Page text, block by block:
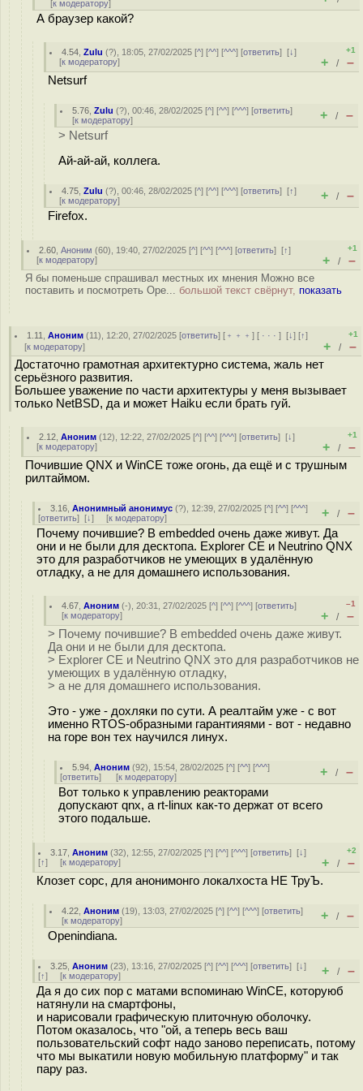
[к модератору]
А браузер какой?
4.54 ,Zulu (?), 18:05, 27/02/2025 [^] [^^] [^^^] [ответить][↓]
[к модератору]
+1
+ / –
Netsurf
5.76 ,Zulu (?), 00:46, 28/02/2025 [^] [^^] [^^^] [ответить]
[к модератору] + / –
> Netsurf
Ай-ай-ай, коллега.
4.75 ,Zulu (?), 00:46, 28/02/2025 [^] [^^] [^^^] [ответить][↑]
[к модератору] + / –
Firefox.
2.60 ,Аноним (60), 19:40, 27/02/2025 [^] [^^] [^^^] [ответить][↑]
[к модератору]
+1
+ / –
Я бы поменьше спрашивал местных их мнения Можно все
поставить и посмотреть Ope... большой текст свёрнут, показать
1.11 ,Аноним (11), 12:20, 27/02/2025 [ответить] [ ﹢﹢﹢] [ · · ·][↓] [↑]
[к модератору]
+1
+ / –
Достаточно грамотная архитектурно система, жаль нет
серьёзного развития.
Большее уважение по части архитектуры у меня вызывает
только NetBSD, да и может Haiku если брать гуй.
2.12 ,Аноним (12), 12:22, 27/02/2025 [^] [^^] [^^^] [ответить][↓]
[к модератору]
+1
+ / –
Почившие QNX и WinCE тоже огонь, да ещё и с трушным
рилтаймом.
3.16 ,Анонимный анонимус (?), 12:39, 27/02/2025 [^] [^^] [^^^]
[ответить] [↓] [к модератору] + / –
Почему почившие? В embedded очень даже живут. Да
они и не были для десктопа. Explorer CE и Neutrino QNX
это для разработчиков не умеющих в удалённую
отладку, а не для домашнего использования.
4.67 ,Аноним (-), 20:31, 27/02/2025 [^] [^^] [^^^] [ответить]
[к модератору]
–1
+ / –
> Почему почившие? В embedded очень даже живут.
Да они и не были для десктопа.
> Explorer CE и Neutrino QNX это для разработчиков не
умеющих в удалённую отладку,
> а не для домашнего использования.
Это - уже - дохляки по сути. А реалтайм уже - с вот
именно RTOS-образными гарантияями - вот - недавно
на горе вон тех научился линух.
5.94 ,Аноним (92), 15:54, 28/02/2025 [^] [^^] [^^^]
[ответить] [к модератору] + / –
Вот только к управлению реакторами
допускают qnx, а rt-linux как-то держат от всего
этого подальше.
3.17 ,Аноним (32), 12:55, 27/02/2025 [^] [^^] [^^^] [ответить][↓]
[↑] [к модератору]
+2
+ / –
Клозет сорс, для анонимонго локалхоста НЕ ТруЪ.
4.22 ,Аноним (19), 13:03, 27/02/2025 [^] [^^] [^^^] [ответить]
[к модератору] + / –
Openindiana.
3.25 ,Аноним (23), 13:16, 27/02/2025 [^] [^^] [^^^] [ответить][↓]
[↑] [к модератору] + / –
Да я до сих пор с матами вспоминаю WinCE, которуюб
натянули на смартфоны,
и нарисовали графическую плиточную оболочку.
Потом оказалось, что "ой, а теперь весь ваш
пользовательский софт надо заново переписать, потому
что мы выкатили новую мобильную платформу" и так
пару раз.